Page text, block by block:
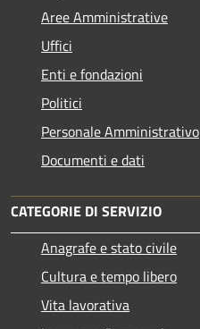
Aree Amministrative
Uffici
Enti e fondazioni
Politici
Personale Amministrativo
Documenti e dati
CATEGORIE DI SERVIZIO
Anagrafe e stato civile
Cultura e tempo libero
Vita lavorativa